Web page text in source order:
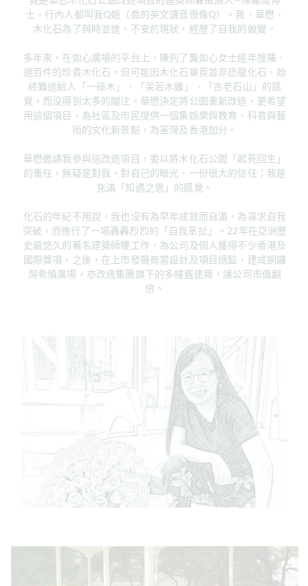
士，行內人都叫我Q姐（喬的英文讀音很像Q）。我、華懋、
木化石為了與時並進，不安於現狀，經歷了自我的蛻變。
多年來，在如心廣場的平台上，陳列了龔如心女士經年搜羅、
過百件的珍貴木化石，但可能因木化石畢竟並非恐龍化石，始
終難逃給人「一碌木」、「呆若木雞」、「古老石山」的感
覺，而沒得到太多的關注。華懋決定將公園重新改造，更希望
用這個項目，為社區及市民提供一個集娛樂與教育、科普與藝
術的文化新景點，為荃灣及香港加分。
華懋邀請我參與這改造項目，委以將木化石公園「起死回生」
的重任，無疑是對我、對自己的眼光，一份很大的信任；我是
充滿「知遇之恩」的感覺。
化石的年紀不用說，我也沒有為早年成就而自滿，為尋求自我
突破，而進行了一場轟轟烈烈的「自我革扯」。22年在亞洲歷
史最悠久的著名建築師樓工作，為公司及個人獲得不少香港及
國際獎項。之後，在上市發展商當設計及項目總監，建成銅鑼
灣希慎廣場，亦改造集團旗下的多幢舊建築，讓公司市值翻
倍。